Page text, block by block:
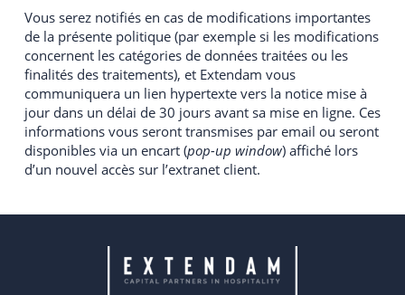
Vous serez notifiés en cas de modifications importantes
de la présente politique (par exemple si les modifications
concernent les catégories de données traitées ou les
finalités des traitements), et Extendam vous
communiquera un lien hypertexte vers la notice mise à
jour dans un délai de 30 jours avant sa mise en ligne. Ces
informations vous seront transmises par email ou seront
disponibles via un encart (pop-up window) affiché lors
d’un nouvel accès sur l’extranet client.